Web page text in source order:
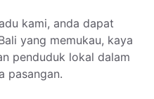
kami, anda dapat
yang memukau, kaya
penduduk lokal dalam
pasangan.